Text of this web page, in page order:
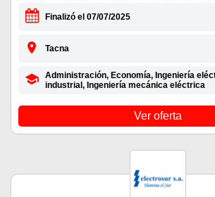
Finalizó el 07/07/2025
Tacna
Administración, Economía, Ingeniería
industrial, Ingeniería mecánica eléctrica
Ver oferta